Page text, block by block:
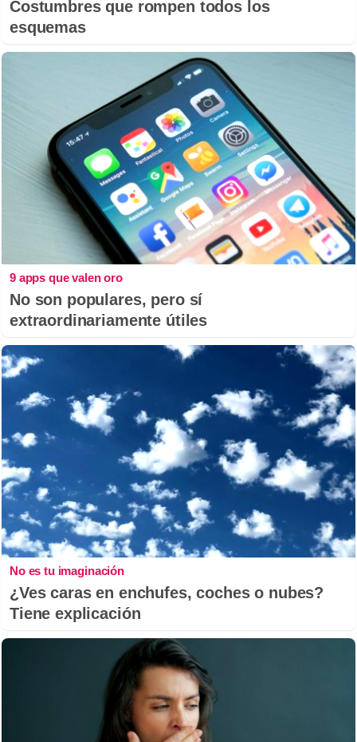
Costumbres que rompen todos los
esquemas
9 apps que valen oro
No son populares, pero sí
extraordinariamente útiles
No es tu imaginación
¿Ves caras en enchufes, coches o nubes?
Tiene explicación